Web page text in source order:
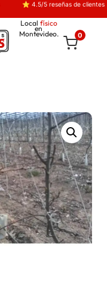
⭐ 4.5/5 reseñas de clientes
Local físico
en
Montevideo. 0